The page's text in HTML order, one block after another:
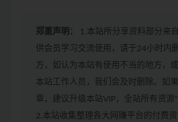
郑重声明：
1.本站所分享资料部分来
供会员学习交流使用，请于24小时内
方，如认为本站有使用不当的地方，
本站工作人员，我们会及时删除。如
章，建议升级本站VIP，全站所有资源“
2.本站收集整理各大网赚平台的付费